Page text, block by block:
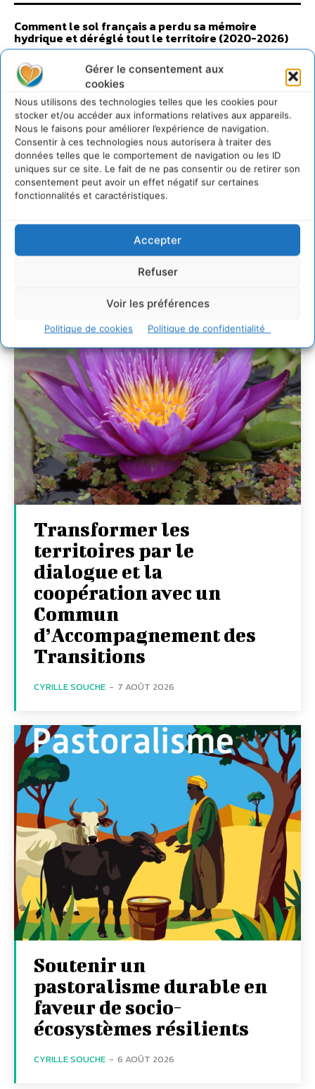
Gérer le consentement aux
cookies
Nous utilisons des technologies telles que les cookies pour
stocker et/ou accéder aux informations relatives aux appareils.
Nous le faisons pour améliorer l’expérience de navigation.
Consentir à ces technologies nous autorisera à traiter des
données telles que le comportement de navigation ou les ID
uniques sur ce site. Le fait de ne pas consentir ou de retirer son
consentement peut avoir un effet négatif sur certaines
fonctionnalités et caractéristiques.
Accepter
Refuser
Voir les préférences
Politique de cookies Politique de confidentialité
Comment le sol français a perdu sa mémoire
hydrique et déréglé tout le territoire (2020-2026)
2 août 2026
Développer notre attention aux espèces vivantes
non humaines avec les communs de Zoepolis
30 juillet 2026
Un kit citoyen pour lever les freins au
développement des forêts comestibles dans nos
villes
29 juillet 2026
L’éco-anxiété informe et l’éco-lucidité transforme
28 juillet 2026
7 indicateurs pour des villes résilientes et durables,
adaptées au changement climatique
27 juillet 2026
Transformer les
territoires par le
dialogue et la
coopération avec un
Commun
d’Accompagnement des
Transitions
CYRILLE SOUCHE - 7 AOÛT 2026
Soutenir un
pastoralisme durable en
faveur de socio-
écosystèmes résilients
CYRILLE SOUCHE - 6 AOÛT 2026